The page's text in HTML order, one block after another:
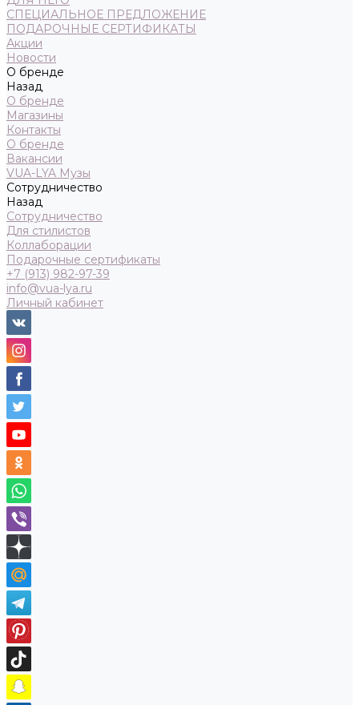
СПЕЦИАЛЬНОЕ ПРЕДЛОЖЕНИЕ
ПОДАРОЧНЫЕ СЕРТИФИКАТЫ
Акции
Новости
О бренде
Назад
О бренде
Магазины
Контакты
О бренде
Вакансии
VUA-LYA Музы
Сотрудничество
Назад
Сотрудничество
Для стилистов
Коллаборации
Подарочные сертификаты
+7 (913) 982-97-39
info@vua-lya.ru
Личный кабинет